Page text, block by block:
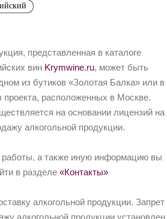
представленная в каталоге
вин Krymwine.ru, может быть
из бутиков «Золотая Балка» или в
проекта, расположенных в Москве.
на основании лицензий на
алкогольной продукции.
работы, а также иную информацию вы
в разделе «Контакты»
алкогольной продукции. Запрет
алкогольной продукции установлен